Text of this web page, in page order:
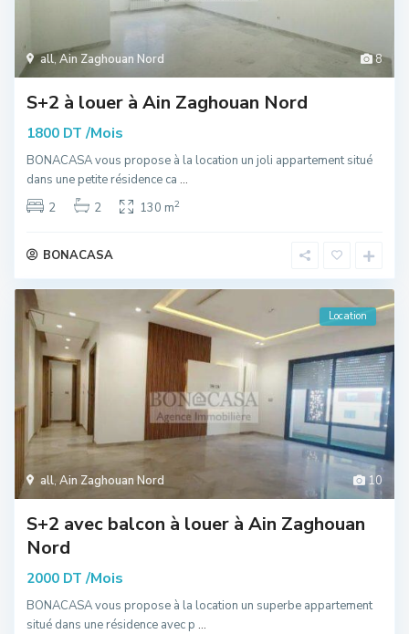
8
all,Ain Zaghouan Nord
S+2 à louer à Ain Zaghouan Nord
1800 DT /Mois
BONACASA vous propose à la location un joli appartement situé
dans une petite résidence ca ...
2
2 130 m2
BONACASA
10
all, Ain Zaghouan Nord
Location
S+2 avec balcon à louer à Ain Zaghouan
Nord
2000 DT /Mois
BONACASA vous propose à la location un superbe appartement
situé dans une résidence avec p ...